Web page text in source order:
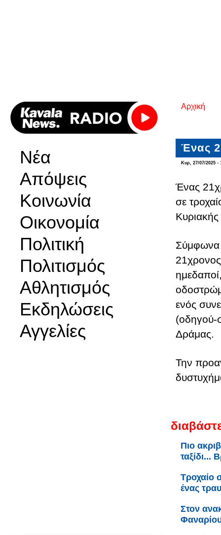
Νέα
Απόψεις
Κοινωνία
Οικονομία
Πολιτική
Πολιτισμός
Αθλητισμός
Εκδηλώσεις
Αγγελίες
Είστε
Αρχική
Ένας
Κυρ, 27/07/2025 -
Ένας
σε
Σύμφωνα
ενός
(οδηγού-
Δράμας.
Την
Πιο
ταξίδι...
Τροχαίο
ένας
Στον